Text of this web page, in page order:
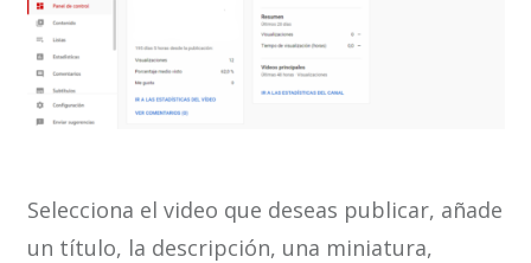
Selecciona el video que deseas publicar, añade
un título, la descripción, una miniatura,